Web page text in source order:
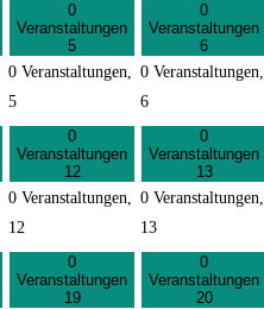
0
Veranstaltungen
5
0 Veranstaltungen,
5
0
Veranstaltungen
6
0 Veranstaltungen,
6
0
Veranstaltungen
12
0 Veranstaltungen,
12
0
Veranstaltungen
13
0 Veranstaltungen,
13
0
Veranstaltungen
19
0
Veranstaltungen
20